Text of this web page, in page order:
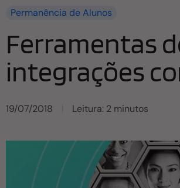
Permanência de Alunos
Ferramentas
integrações
19/07/2018 Leitura: 2 minutos